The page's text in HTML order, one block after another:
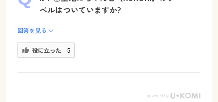
ベルはついていますか?
回答を見る
役に立った 5